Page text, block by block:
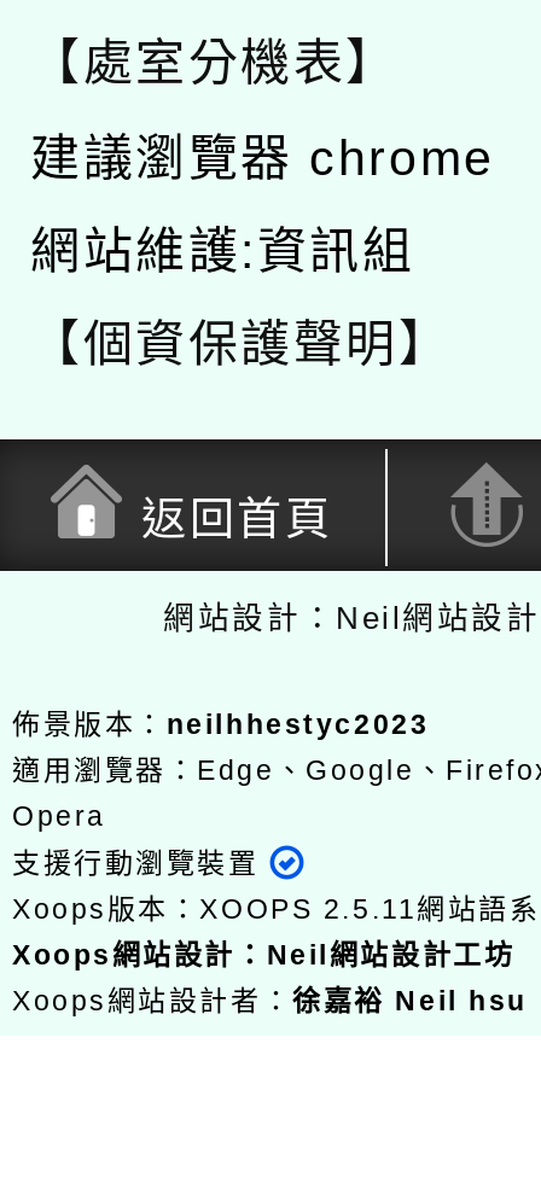
【處室分機表】
建議瀏覽器 chrome
網站維護:資訊組
【個資保護聲明】
返回首頁
網站設計：Neil網站設
佈景版本： neilhhestyc2023
適用瀏覽器：Edge、Google、
Opera
支援行動瀏覽裝置
Xoops版本： XOOPS 2.5.11網站語
Xoops網站設計 ： Neil網站設計工坊
Xoops網站設計者：徐嘉裕 Neil hsu